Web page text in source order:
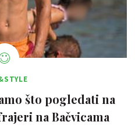
što pogledati na
na Bačvicama